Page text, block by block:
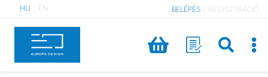
HU EN BELÉPÉS REGISZTRÁCIÓ